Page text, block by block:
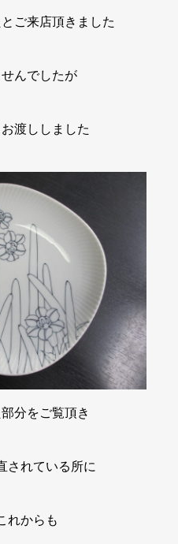
ご来店頂きました
んでしたが
渡ししました
分をご覧頂き
されている所に
れからも